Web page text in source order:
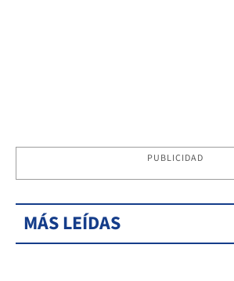
PUBLICIDAD
MÁS LEÍDAS